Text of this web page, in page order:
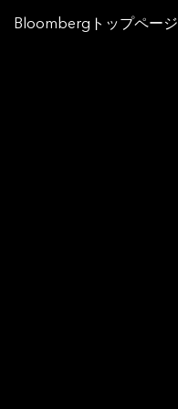
Bloombergトップページ